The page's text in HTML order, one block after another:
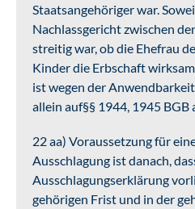
Staatsangehöriger war.
Nachlassgericht zwischen
streitig war, ob die Ehefrau
Kinder die Erbschaft
ist wegen der
allein auf§§ 1944, 1945 BGB
22 aa) Voraussetzung für
Ausschlagung ist danach,
Ausschlagungserklärung
gehörigen Frist und in der